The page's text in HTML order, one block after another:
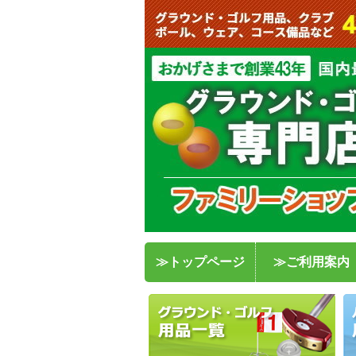
≫トップページ ≫ご利用案内